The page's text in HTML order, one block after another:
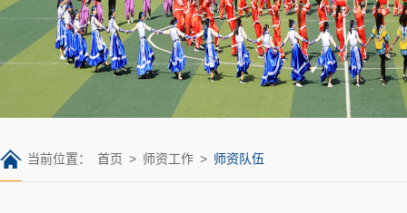
当前位置： 首页 > 师资工作 > 师资队伍